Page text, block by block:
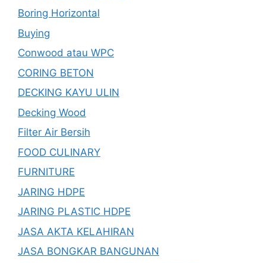
Boring Horizontal
Buying
Conwood atau WPC
CORING BETON
DECKING KAYU ULIN
Decking Wood
Filter Air Bersih
FOOD CULINARY
FURNITURE
JARING HDPE
JARING PLASTIC HDPE
JASA AKTA KELAHIRAN
JASA BONGKAR BANGUNAN